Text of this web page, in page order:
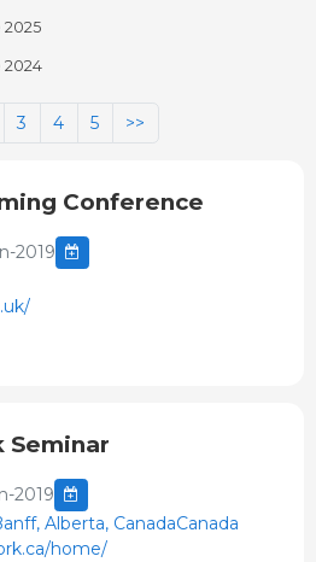
2024
3 4 5 >>
Conference
2019
Seminar
2019
Alberta, CanadaCanada
home/